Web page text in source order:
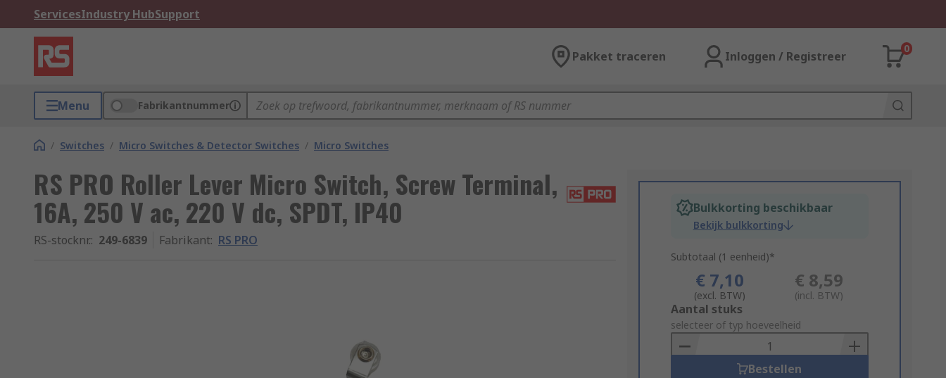
ServicesIndustry HubSupport
Pakket traceren Inloggen / Registreer
0
Menu Fabrikantnummer
/ Switches / Micro Switches & Detector Switches / Micro Switches
RS PRO Roller Lever Micro Switch, Screw Terminal,
16A, 250 V ac, 220 V dc, SPDT, IP40
RS-stocknr.: 249-6839 Fabrikant: RS PRO
Bulkkorting beschikbaar
Bekijk bulkkorting
Subtotaal (1 eenheid)*
€ 7,10
(excl. BTW)
€ 8,59
(incl. BTW)
Add
to
Basket
Aantal stuks
selecteer of typ hoeveelheid
Bestellen